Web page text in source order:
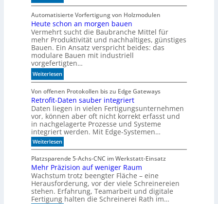
T
e
c
h
n
i
k
?
u
n
g
a
u
f
S
c
h
i
e
n
e
n
F
e
i
n
s
c
h
l
i
f
f
i
m
A
k
u
s
i
k
p
a
n
Automatisierte Vorfertigung von Holzmodulen
Heute schon an morgen bauen
Vermehrt sucht die Baubranche Mittel für
mehr Produktivität und nachhaltiges, günstiges
Bauen. Ein Ansatz verspricht beides: das
modulare Bauen mit industriell
vorgefertigten…
Weiterlesen:
H
e
u
t
e
s
c
h
o
n
a
n
m
o
Von offenen Protokollen bis zu Edge Gateways
Retrofit-Daten sauber integriert
Daten liegen in vielen Fertigungsunternehmen
vor, können aber oft nicht korrekt erfasst und
in nachgelagerte Prozesse und Systeme
integriert werden. Mit Edge-Systemen…
Weiterlesen:
R
t
r
o
f
i
t
-
Platzsparende 5-Achs-CNC im Werkstatt-Einsatz
Mehr Präzision auf weniger Raum
Wachstum trotz beengter Fläche – eine
Herausforderung, vor der viele Schreinereien
stehen. Erfahrung, Teamarbeit und digitale
Fertigung halten die Schreinerei Rath im…